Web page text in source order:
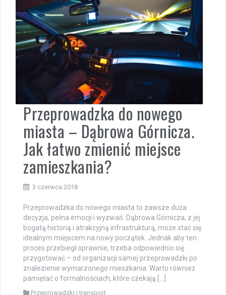
Przeprowadzka do nowego
miasta – Dąbrowa Górnicza.
Jak łatwo zmienić miejsce
zamieszkania?
3 czerwca 2018
Przeprowadzka do nowego miasta to zawsze duża
decyzja, pełna emocji i wyzwań. Dąbrowa Górnicza, z jej
bogatą historią i atrakcyjną infrastrukturą, może stać się
idealnym miejscem na nowy początek. Jednak aby ten
proces przebiegł sprawnie, trzeba odpowiednio się
przygotować – od organizacji samej przeprowadzki po
znalezienie wymarzonego mieszkania. Warto również
pamiętać o formalnościach, które czekają […]
Przeprowadzki i transport